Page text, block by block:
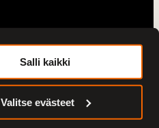
Salli kaikki
Valitse evästeet